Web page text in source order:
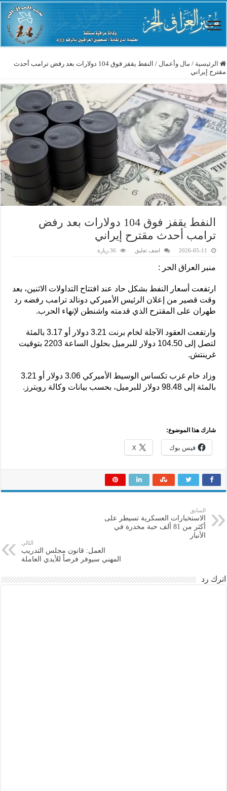
الرئيسية / مال وأعمال /
النفط يقفز فوق 104 دولارات بعد رفض ترامب أحدث
مقترح إيراني
النفط يقفز فوق 104 دولارات بعد رفض
ترامب أحدث مقترح إيراني
2026-05-11 اضف تعليق 36 زيارة
منبر العراق الحر :
ارتفعت أسعار النفط بشكل حاد عند افتتاح التداولات الاثنين، بعد
وقت قصير من إعلان الرئيس الأميركي دونالد ترامب رفضه رد
طهران على المقترح الذي قدمته واشنطن لإنهاء الحرب.
وارتفعت العقود الآجلة لخام برنت 3.21 دولار أو 3.17 بالمئة
لتصل إلى 104.50 دولار للبرميل بحلول الساعة 2203 بتوقيت
غرينتش.
وزاد خام غرب تكساس الوسيط الأميركي 3.06 دولار أو 3.21
بالمئة إلى 98.48 دولار للبرميل، بحسب بيانات وكالة رويترز.
شارك هذا الموضوع:
فيس بوك X
السابق
الاستخبارات العسكرية تسيطر على
أكثر من 81 ألف حبة مخدرة في
الأنبار
التالي
العمل: قانون مجلس التدريب
المهني سيوفر فرصاً للأيدي العاملة
اترك رد